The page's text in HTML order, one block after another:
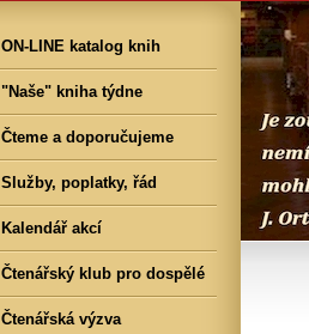
ON-LINE katalog knih
"Naše" kniha týdne
Čteme a doporučujeme
Služby, poplatky, řád
Kalendář akcí
Čtenářský klub pro dospělé
Čtenářská výzva